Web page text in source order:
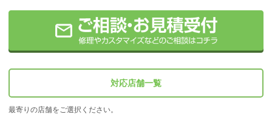
対応店舗一覧
最寄りの店舗をご選択ください。